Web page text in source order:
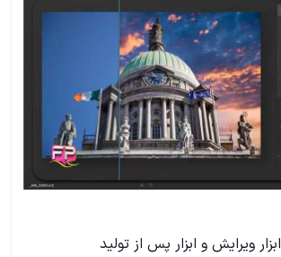
ابزار ویرایش و ابزار پس از تولید